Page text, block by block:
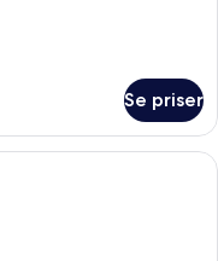
Se priser
med en soffa, en säng,